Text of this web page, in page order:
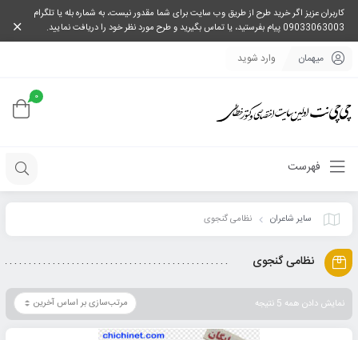
کاربران عزیز اگر خرید طرح از طریق وب سایت برای شما مقدور نیست، به شماره بله یا تلگرام
09033063003 پیام بفرستید، یا تماس بگیرید و طرح مورد نظر خود را دریافت نمایید.
میهمان وارد شوید
0
فهرست
سایر شاعران نظامی گنجوی
نظامی گنجوی
نمایش دادن همه 5 نتیجه